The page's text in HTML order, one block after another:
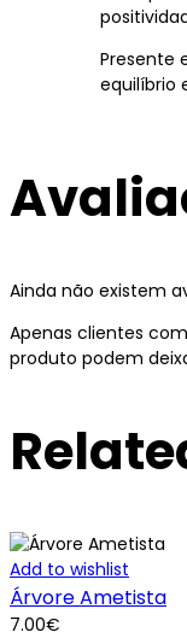
Presente
equilíbrio
Ainda não existem
Apenas clientes
produto podem
Add to wishlist
Árvore Ametista
7.00€